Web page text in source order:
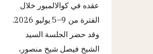
عقده في كوالالمبور خلال
الفترة من 9–5 يوليو 2026.
وقد حضر الجلسة السيد
الشيخ فيصل شيخ منصور،